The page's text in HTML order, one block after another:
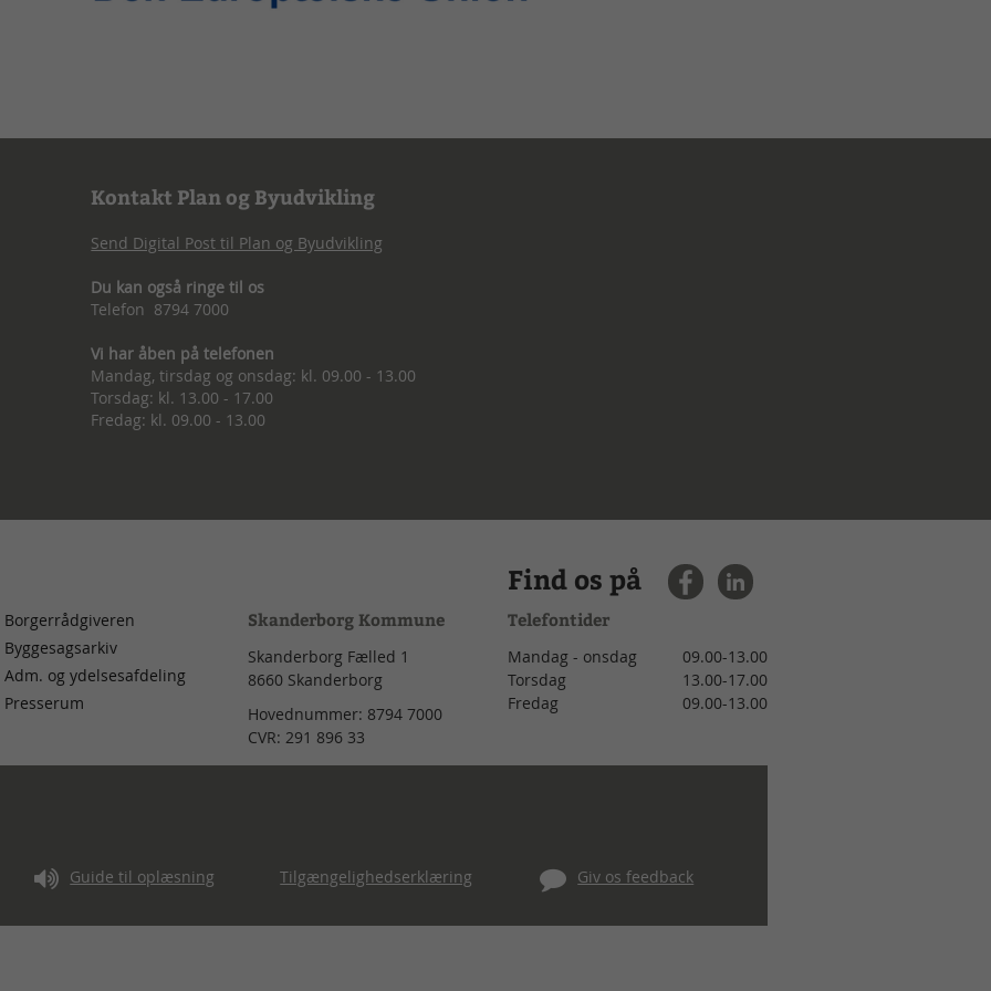
Kontakt Plan og Byudvikling
Send Digital Post til Plan og Byudvikling
Du kan også ringe til os
Telefon 8794 7000
Vi har åben på telefonen
Mandag, tirsdag og onsdag: kl. 09.00 - 13.00
Torsdag: kl. 13.00 - 17.00
Fredag: kl. 09.00 - 13.00
Borgerrådgiveren
Byggesagsarkiv
Adm. og ydelsesafdeling
Presserum
Skanderborg Kommune
Skanderborg Fælled 1
8660 Skanderborg
Hovednummer: 8794 7000
CVR: 291 896 33
Find os på
Telefontider
Mandag - onsdag
09.00-13.00
Torsdag
13.00-17.00
Fredag
09.00-13.00
Guide til oplæsning Tilgængelighedserklæring Giv os feedback